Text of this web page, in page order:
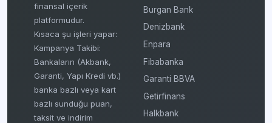
finansal içerik
platformudur.
Kısaca şu işleri yapar:
Kampanya Takibi:
Bankaların (Akbank,
Garanti, Yapı Kredi vb.)
banka bazlı veya kart
bazlı sunduğu puan,
taksit ve indirim
Burgan Bank
Denizbank
Enpara
Fibabanka
Garanti BBVA
Getirfinans
Halkbank